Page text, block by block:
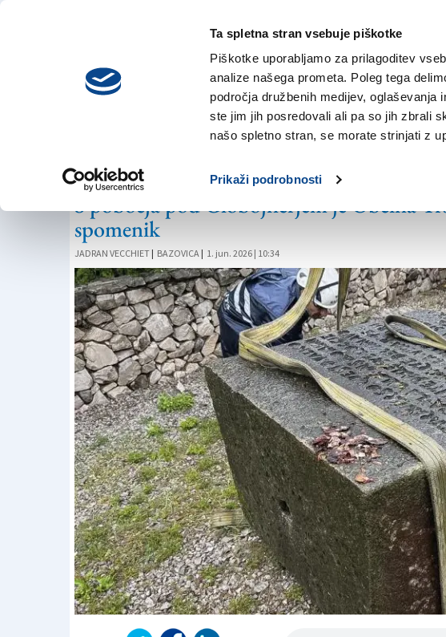
Ta spletna stran vsebuje piškotke
Piškotke uporabljamo za prilagoditev
analize našega prometa. Poleg tega
področja družbenih medijev,
ste jim jih posredovali ali pa so jih zbrali
našo spletno stran, se morate strinjati z
Prikaži podrobnosti
nedelja,
9. avgusta 2026
NOVICE
Kam je izginil fašistični
S pobočja pod Globojnerjem je Občina
spomenik
JADRAN VECCHIET | BAZOVICA | 1. jun. 2026 | 10:34